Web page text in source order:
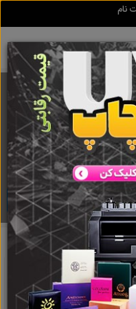
نام
آلات عمومی و صنعتی